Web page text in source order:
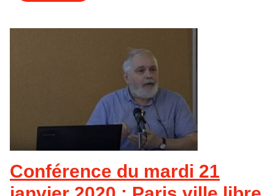
Conférence du mardi 21